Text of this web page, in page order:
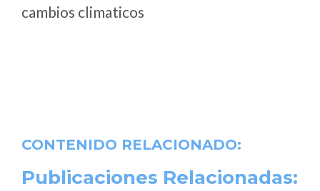
cambios climaticos
CONTENIDO RELACIONADO:
Publicaciones Relacionadas: